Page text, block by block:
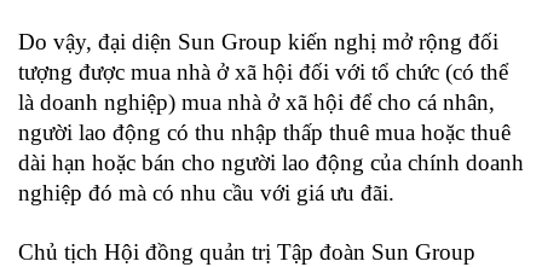
Do vậy, đại diện Sun Group kiến nghị mở rộng đối
tượng được mua nhà ở xã hội đối với tổ chức (có thể
là doanh nghiệp) mua nhà ở xã hội để cho cá nhân,
người lao động có thu nhập thấp thuê mua hoặc thuê
dài hạn hoặc bán cho người lao động của chính doanh
nghiệp đó mà có nhu cầu với giá ưu đãi.
Chủ tịch Hội đồng quản trị Tập đoàn Sun Group